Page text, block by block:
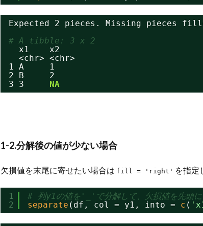
Expected 2 pieces. Missing pieces
# A tibble: 3 x 2
x1    x2
<chr> <chr>
1 A     1
2 B     2
3 3 NA
1-2.分解後の値が少ない場合
欠損値を末尾に寄せたい場合は fill = 'right' を指定
1
2
# 列y1の値を'_'で分解して、欠損値を先頭
separate (df, col = y1, into = c (